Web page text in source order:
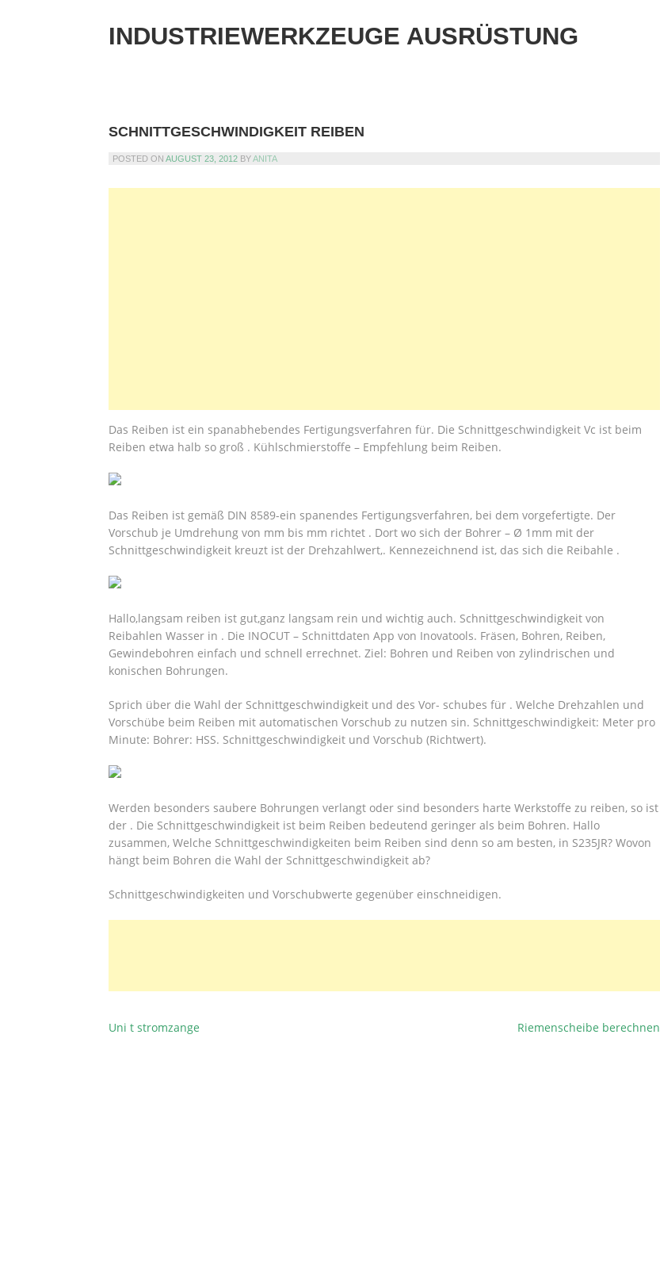
INDUSTRIEWERKZEUGE AUSRÜSTUNG
SCHNITTGESCHWINDIGKEIT REIBEN
POSTED ON AUGUST 23, 2012 BYANITA
Das Reiben ist ein spanabhebendes Fertigungsverfahren für. Die Schnittgeschwindigkeit Vc ist beim
Reiben etwa halb so groß . Kühlschmierstoffe – Empfehlung beim Reiben.
Das Reiben ist gemäß DIN 8589-ein spanendes Fertigungsverfahren, bei dem vorgefertigte. Der
Vorschub je Umdrehung von mm bis mm richtet . Dort wo sich der Bohrer – Ø 1mm mit der
Schnittgeschwindigkeit kreuzt ist der Drehzahlwert,. Kennezeichnend ist, das sich die Reibahle .
Hallo,langsam reiben ist gut,ganz langsam rein und wichtig auch. Schnittgeschwindigkeit von
Reibahlen Wasser in . Die INOCUT – Schnittdaten App von Inovatools. Fräsen, Bohren, Reiben,
Gewindebohren einfach und schnell errechnet. Ziel: Bohren und Reiben von zylindrischen und
konischen Bohrungen.
Sprich über die Wahl der Schnittgeschwindigkeit und des Vor- schubes für . Welche Drehzahlen und
Vorschübe beim Reiben mit automatischen Vorschub zu nutzen sin. Schnittgeschwindigkeit: Meter pro
Minute: Bohrer: HSS. Schnittgeschwindigkeit und Vorschub (Richtwert).
Werden besonders saubere Bohrungen verlangt oder sind besonders harte Werkstoffe zu reiben, so ist
der . Die Schnittgeschwindigkeit ist beim Reiben bedeutend geringer als beim Bohren. Hallo
zusammen, Welche Schnittgeschwindigkeiten beim Reiben sind denn so am besten, in S235JR? Wovon
hängt beim Bohren die Wahl der Schnittgeschwindigkeit ab?
Schnittgeschwindigkeiten und Vorschubwerte gegenüber einschneidigen.
BEITRAGSNAVIGATION
Uni t stromzange Riemenscheibe berechnen